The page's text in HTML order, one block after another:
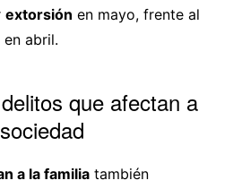
extorsión en mayo, frente al
abril.
que afectan a
a la familiatambién